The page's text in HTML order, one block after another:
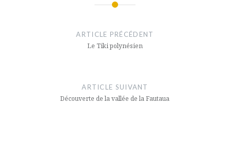
ARTICLE PRÉCÉDENT
Le Tiki polynésien
ARTICLE SUIVANT
Découverte de la vallée de la Fautaua